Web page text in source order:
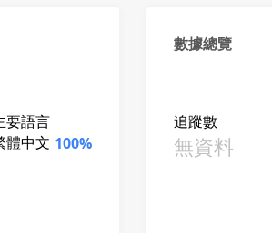
要語言
體中文 100%
數據總覽
追蹤數
無資料